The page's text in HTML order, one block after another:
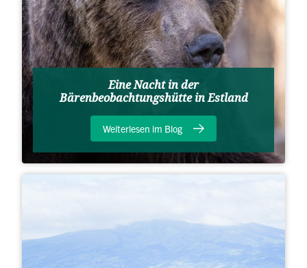
Eine Nacht in der
Bärenbeobachtungshütte in Estland
Weiterlesen im Blog